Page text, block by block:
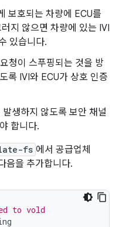
보호되는 차량에 ECU를
지 않으면 차량에 있는 IVI
있습니다.
청이 스푸핑되는 것을 방
록 IVI와 ECU가 상호 인증
생하지 않도록 보안 채널
합니다.
fs 에서 공급업체
음을 추가합니다.
to vold